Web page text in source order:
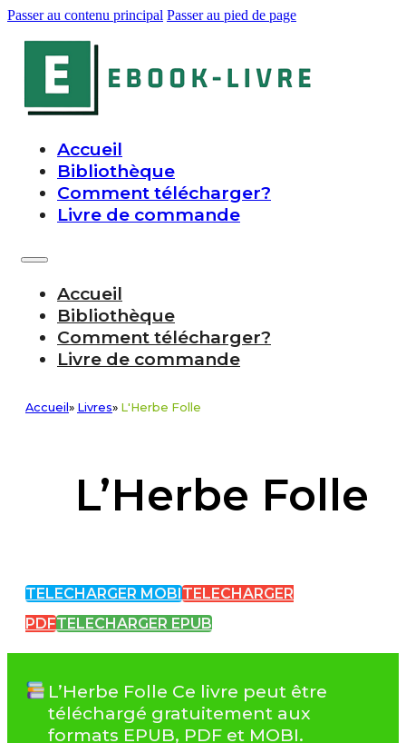
Passer au contenu principal Passer au pied de page
Accueil
Bibliothèque
Comment télécharger?
Livre de commande
Accueil
Bibliothèque
Comment télécharger?
Livre de commande
Accueil » Livres» L'Herbe Folle
L’Herbe Folle
TELECHARGER MOBI TELECHARGER
PDFTELECHARGER EPUB
L’Herbe Folle Ce livre peut être
téléchargé gratuitement aux
formats EPUB, PDF et MOBI.